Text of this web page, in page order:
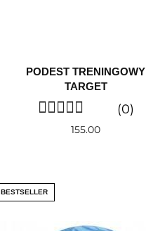
PODEST TRENINGOWY
TARGET
(0)
155.00
BESTSELLER